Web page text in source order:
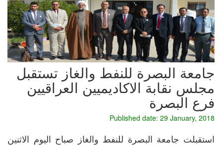
جامعة البصرة للنفط والغاز تستقبل
مجلس نقابة الاكاديميين العراقيين
فرع البصرة
Published date: 29 January, 2018
استقبلت جامعة البصرة للنفط والغاز صباح اليوم الاثنين